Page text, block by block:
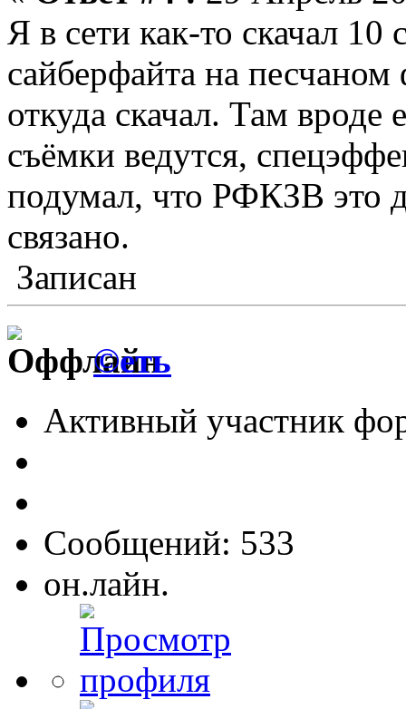
Я в сети как-то скачал 10
сайберфайта на
откуда скачал. Там вроде
съёмки ведутся,
подумал, что РФКЗВ это
связано.
Записан
©еть
Активный участник
Сообщений: 533
он.лайн.